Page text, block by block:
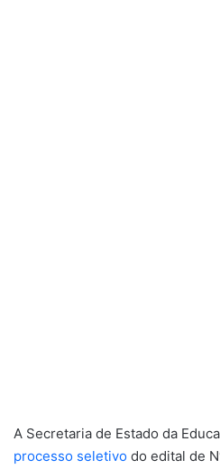
A Secretaria de Estado da
processo seletivo do edital de